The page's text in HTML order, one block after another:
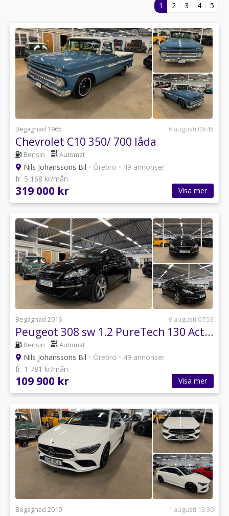
1 2 3 4 5
Begagnad 1965 6 augusti 09:45
Chevrolet C10 350/ 700 låda
Bensin Automat
Nils Johanssons Bil • Örebro • 49 annonser
fr. 5 168 kr/mån
319 000 kr Visa mer
Begagnad 2016 6 augusti 07:53
Peugeot 308 sw 1.2 PureTech 130 Active Euro 6
Bensin Automat
Nils Johanssons Bil • Örebro • 49 annonser
fr. 1 781 kr/mån
109 900 kr Visa mer
Begagnad 2019 1 augusti 13:30